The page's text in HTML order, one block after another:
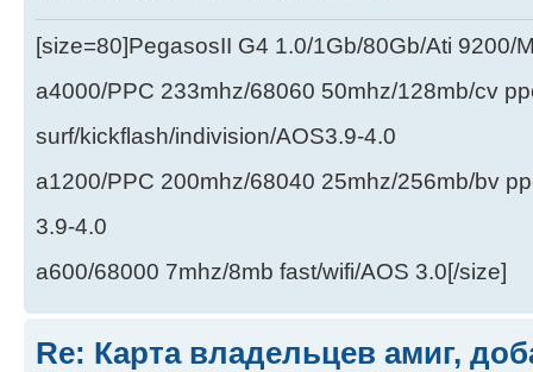
[size=80]PegasosII G4 1.0/1Gb/80Gb/Ati 9200/
a4000/PPC 233mhz/68060 50mhz/128mb/cv
surf/kickflash/indivision/AOS3.9-4.0
a1200/PPC 200mhz/68040 25mhz/256mb/bv
3.9-4.0
a600/68000 7mhz/8mb fast/wifi/AOS 3.0[/size]
Re: Карта владельцев амиг,